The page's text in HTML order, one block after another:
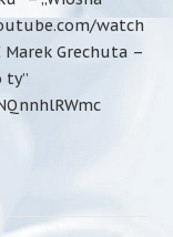
watch
Marek Grechuta –
ty”